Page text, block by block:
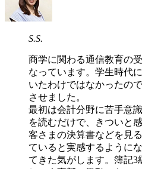
S.S.
商学に関わる通信教育の
なっています。学生時代
いたわけではなかったの
させました。
最初は会計分野に苦手意
を読むだけで、きついと
客さまの決算書などを見
ていると実感するように
てきた気がします。簿記3